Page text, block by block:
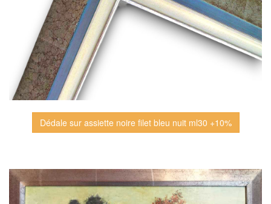
Dédale sur assiette noire filet bleu nuit ml30 +10%